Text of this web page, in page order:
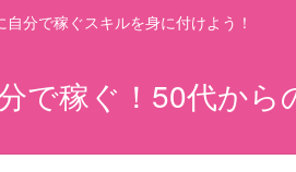
自分で稼ぐスキルを身に付けよう！
で稼ぐ！50代から